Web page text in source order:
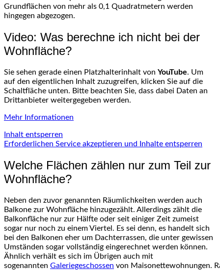
Grundflächen von mehr als 0,1 Quadratmetern werden
hingegen abgezogen.
Video: Was berechne ich nicht bei der
Wohnfläche?
Sie sehen gerade einen Platzhalterinhalt von YouTube. Um
auf den eigentlichen Inhalt zuzugreifen, klicken Sie auf die
Schaltfläche unten. Bitte beachten Sie, dass dabei Daten an
Drittanbieter weitergegeben werden.
Mehr Informationen
Inhalt entsperren
Erforderlichen Service akzeptieren und Inhalte entsperren
Welche Flächen zählen nur zum Teil zur
Wohnfläche?
Neben den zuvor genannten Räumlichkeiten werden auch
Balkone zur Wohnfläche hinzugezählt. Allerdings zählt die
Balkonfläche nur zur Hälfte oder seit einiger Zeit zumeist
sogar nur noch zu einem Viertel. Es sei denn, es handelt sich
bei den Balkonen eher um Dachterrassen, die unter gewissen
Umständen sogar vollständig eingerechnet werden können.
Ähnlich verhält es sich im Übrigen auch mit
sogenannten Galeriegeschossen von Maisonettewohnungen.